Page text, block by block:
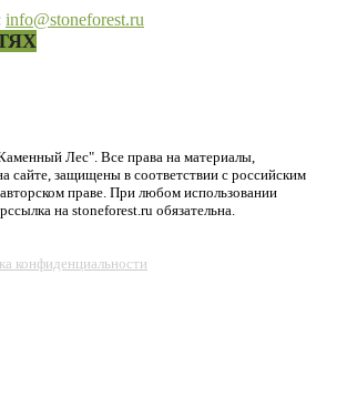
info@stoneforest.ru
Лес". Все права на материалы,
сайте, защищены в соответствии с российским
праве. При любом использовании
на stoneforest.ru обязательна.
конфиденциальности